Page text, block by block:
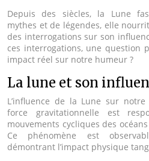
Depuis des siècles, la Lune
mythes et de légendes, elle
des interrogations sur son
ces interrogations, une question
impact réel sur notre humeur ?
La lune et son
L’influence de la Lune sur
force gravitationnelle est
mouvements cycliques des
Ce phénomène est
démontrant l’impact physique